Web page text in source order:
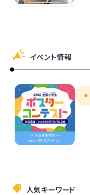
イベント情報
人気キーワード